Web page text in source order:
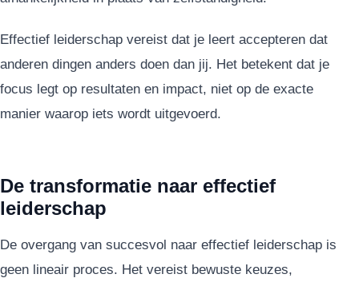
Effectief leiderschap vereist dat je leert accepteren dat
anderen dingen anders doen dan jij. Het betekent dat je
focus legt op resultaten en impact, niet op de exacte
manier waarop iets wordt uitgevoerd.
De transformatie naar effectief
leiderschap
De overgang van succesvol naar effectief leiderschap is
geen lineair proces. Het vereist bewuste keuzes,